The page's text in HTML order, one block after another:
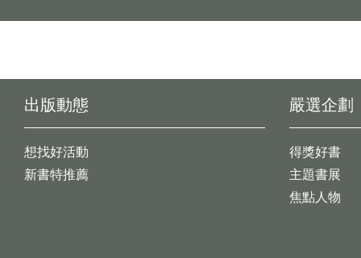
出版動態
想找好活動
新書特推薦
嚴選企劃
得獎好書
主題書展
焦點人物